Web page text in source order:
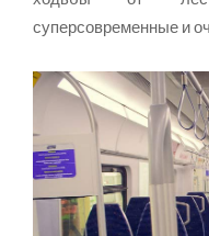
суперсовременные и